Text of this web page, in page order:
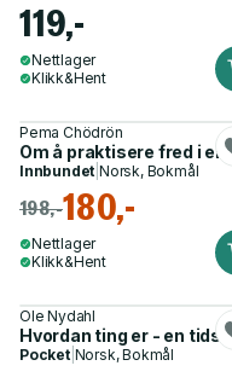
119,-
Nettlager
Klikk&Hent
Pema Chödrön
Om å praktisere fred i
Innbundet |Norsk, Bokmål
198,-180,-
Nettlager
Klikk&Hent
Ole Nydahl
Hvordan ting er - en
Pocket| Norsk, Bokmål